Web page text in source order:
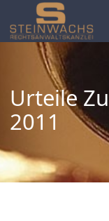
Urteile
2011